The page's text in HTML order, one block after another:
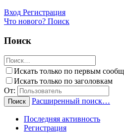
Вход Регистрация
Что нового? Поиск
Поиск
Искать только по первым
Искать только по заголовкам
От:
Поиск Расширенный поиск…
Последняя активность
Регистрация